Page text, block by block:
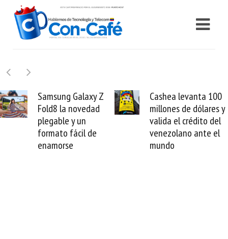
Z
Cashea levanta 100
millones de dólares y
valida el crédito del
venezolano ante el
mundo
El buque
Sentinel
reparación
cable de